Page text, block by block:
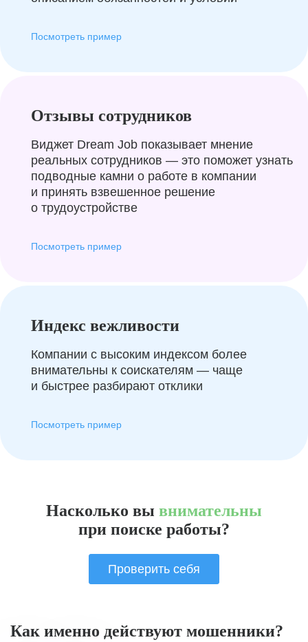
Посмотреть пример
Отзывы сотрудников
Виджет Dream Job показывает мнение
реальных сотрудников — это поможет узнать
подводные камни о работе в компании
и принять взвешенное решение
о трудоустройстве
Посмотреть пример
Индекс вежливости
Компании с высоким индексом более
внимательны к соискателям — чаще
и быстрее разбирают отклики
Посмотреть пример
Насколько вы внимательны
при поиске работы?
Проверить себя
Как именно действуют мошенники?